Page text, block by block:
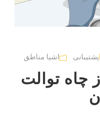
پشتیبانی اشیا مناطق
چاه توالت